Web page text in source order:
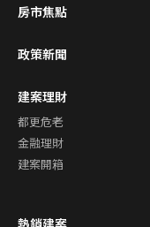
房市焦點
政策新聞
建案理財
都更危老
金融理財
建案開箱
熱銷建案